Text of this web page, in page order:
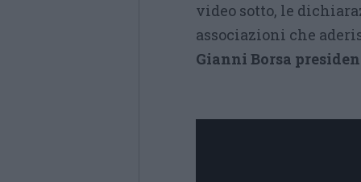
video sotto, le
associazioni che
Gianni Borsa